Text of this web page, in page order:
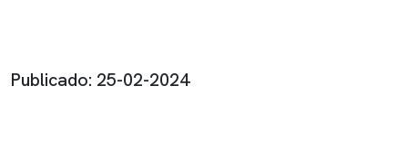
Publicado: 25-02-2024